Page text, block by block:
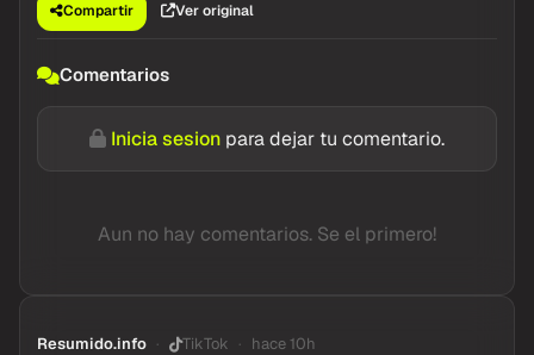
Compartir Ver original
Comentarios
Inicia sesion para dejar tu comentario.
Aun no hay comentarios. Se el primero!
Resumido.info TikTok hace 10h